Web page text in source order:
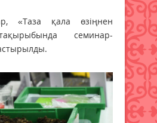
«Таза қала өзіңнен
семинар-